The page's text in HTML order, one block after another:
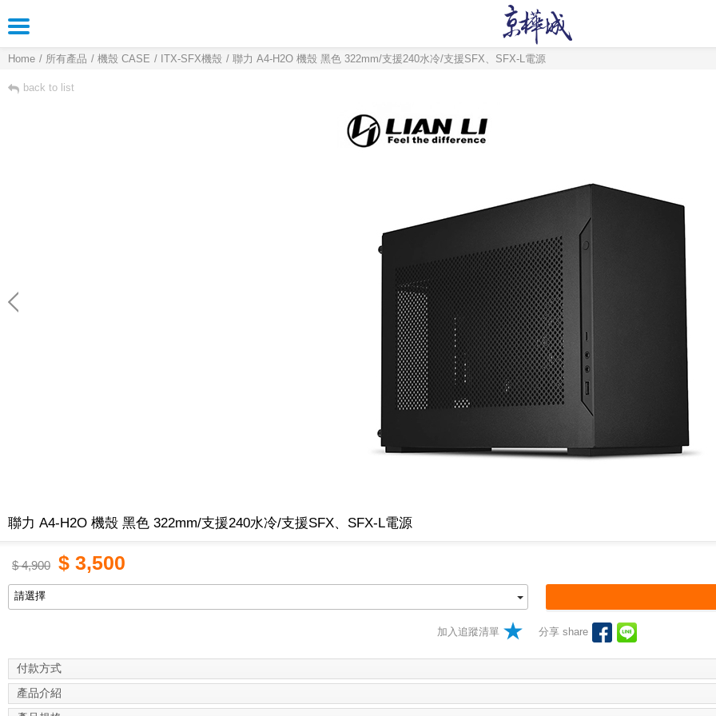
Home 所有產品 機殼 CASE ITX-SFX機殼 聯力 A4-H2O 機殼 黑色 322mm/支援240水冷/支援SFX、SFX-L電源
back to list
聯力 A4-H2O 機殼 黑色 322mm/支援240水冷/支援SFX、SFX-L電源
$4,900 $ 3,500
加入追蹤清單 分享 share
付款方式
產品介紹